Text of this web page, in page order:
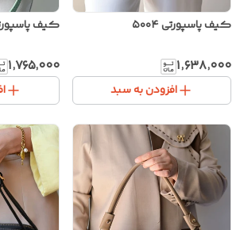
کیف پاسپورتی ۵۰۰۴
۱٬۶۳۸٬۰۰۰
افزودن به سبد
کیف
۱٬۷۶۵٬۰۰۰